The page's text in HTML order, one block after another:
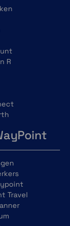
kun
om
R
Travel